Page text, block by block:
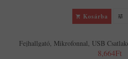
Kosárba
Fejhallgató, Mikrofonnal, USB
8,664Ft